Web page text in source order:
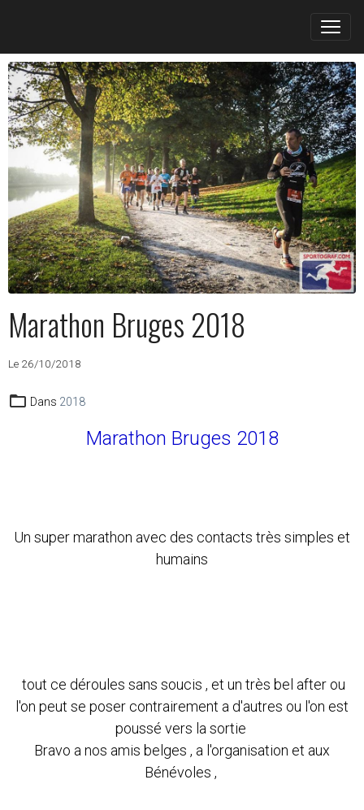
Marathon Bruges 2018
Le 26/10/2018
Dans 2018
Marathon Bruges 2018
Un super marathon avec des contacts très simples et
humains
tout ce déroules sans soucis , et un très bel after ou
l'on peut se poser contrairement a d'autres ou l'on est
poussé vers la sortie
Bravo a nos amis belges , a l'organisation et aux
Bénévoles ,